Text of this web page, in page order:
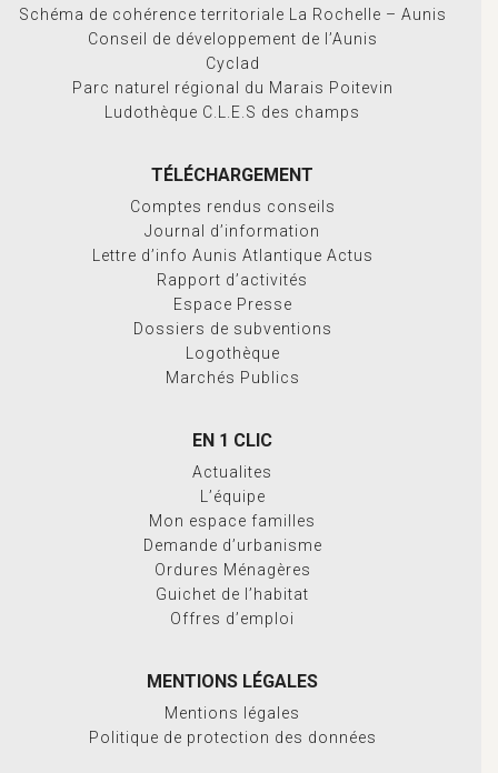
Schéma de cohérence territoriale La Rochelle – Aunis
Conseil de développement de l’Aunis
Cyclad
Parc naturel régional du Marais Poitevin
Ludothèque C.L.E.S des champs
TÉLÉCHARGEMENT
Comptes rendus conseils
Journal d’information
Lettre d’info Aunis Atlantique Actus
Rapport d’activités
Espace Presse
Dossiers de subventions
Logothèque
Marchés Publics
EN 1 CLIC
Actualites
L’équipe
Mon espace familles
Demande d’urbanisme
Ordures Ménagères
Guichet de l’habitat
Offres d’emploi
MENTIONS LÉGALES
Mentions légales
Politique de protection des données